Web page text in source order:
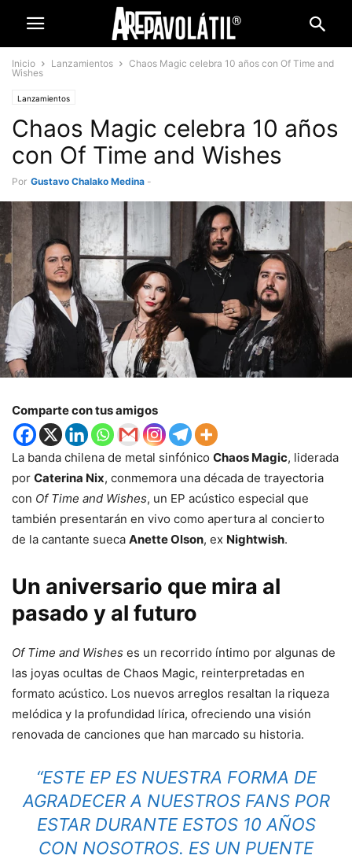
Inicio Lanzamientos
Chaos Magic celebra 10 años con Of Time and
Wishes
Lanzamientos
Chaos Magic celebra 10 años
con Of Time and Wishes
Por Gustavo Chalako Medina -
Comparte con tus amigos
La banda chilena de metal sinfónico Chaos Magic, liderada
por Caterina Nix, conmemora una década de trayectoria
con Of Time and Wishes, un EP acústico especial que
también presentarán en vivo como apertura al concierto
de la cantante sueca Anette Olson, ex Nightwish.
Un aniversario que mira al
pasado y al futuro
Of Time and Wishes es un recorrido íntimo por algunas de
las joyas ocultas de Chaos Magic, reinterpretadas en
formato acústico. Los nuevos arreglos resaltan la riqueza
melódica y la profundidad lírica, ofreciendo una visión
renovada de canciones que han marcado su historia.
“ESTE EP ES NUESTRA FORMA DE
AGRADECER A NUESTROS FANS POR
ESTAR DURANTE ESTOS 10 AÑOS
CON NOSOTROS. ES UN PUENTE